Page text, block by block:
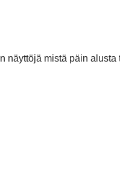
näyttöjä mistä päin alusta